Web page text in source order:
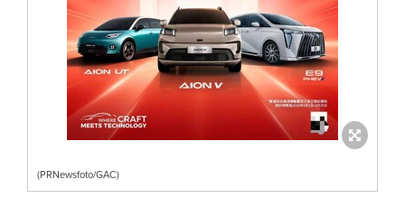
(PRNewsfoto/GAC)